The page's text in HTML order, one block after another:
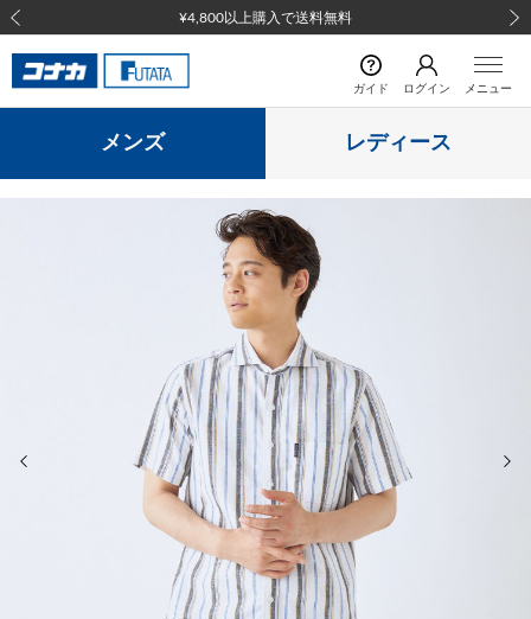
¥4,800以上購入で送料無料
前の画像
ガイド ログイン メニュー
メンズ レディース